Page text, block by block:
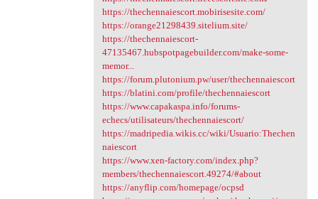
https://thechennaiescort.mobirisesite.com/
https://orange21298439.sitelium.site/
https://thechennaiescort-
47135467.hubspotpagebuilder.com/make-some-
memor...
https://forum.plutonium.pw/user/thechennaiescort
https://blatini.com/profile/thechennaiescort
https://www.capakaspa.info/forums-
echecs/utilisateurs/thechennaiescort/
https://madripedia.wikis.cc/wiki/Usuario:Thechen
naiescort
https://www.xen-factory.com/index.php?
members/thechennaiescort.49274/#about
https://anyflip.com/homepage/ocpsd